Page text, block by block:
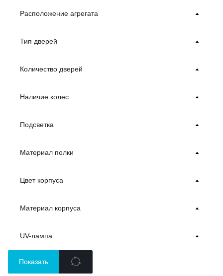
Расположение агрегата
Тип дверей
Количество дверей
Наличие колес
Подсветка
Материал полки
Цвет корпуса
Материал корпуса
UV-лампа
Показать